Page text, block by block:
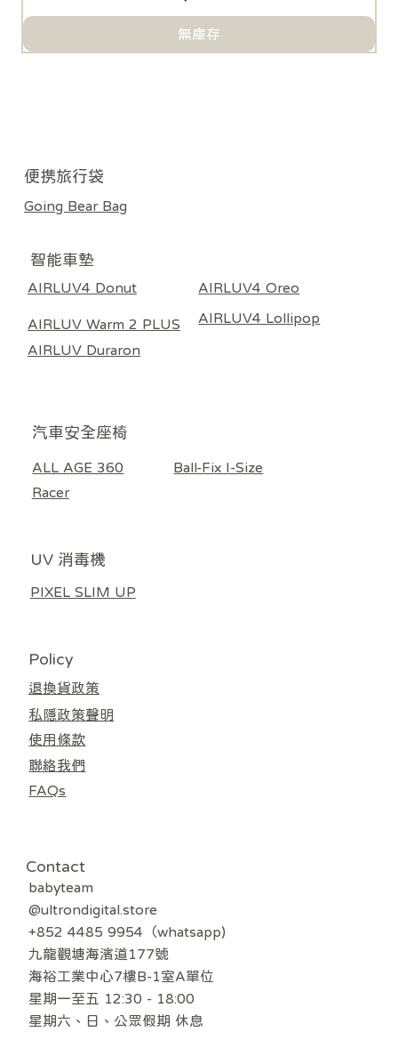
無庫存
UV 消毒機
PIXEL SLIM UP
智能車墊
AIRLUV4 Donut AIRLUV4 Oreo
AIRLUV Warm 2 PLUS AIRLUV4 Lollipop
AIRLUV Duraron
​汽車安全座椅
ALL AGE 360
Ball-Fix I-Size
Racer
​便携旅行袋
Going Bear Bag
Policy
退換貨政策
私隱政策聲明
使用條款
聯絡我們
FAQs
Contact
babyteam
@ultrondigital.store
+852 4485 9954（whatsapp)
九龍觀塘海濱道177號
海裕工業中心7樓B-1室A單位
星期一至五 12:30 - 18:00
​星期六、日、公眾假期 休息